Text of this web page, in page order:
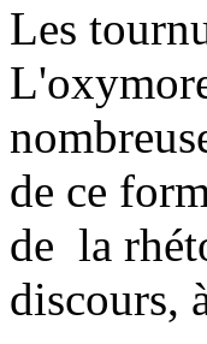
Les
de ce
de la
discours,